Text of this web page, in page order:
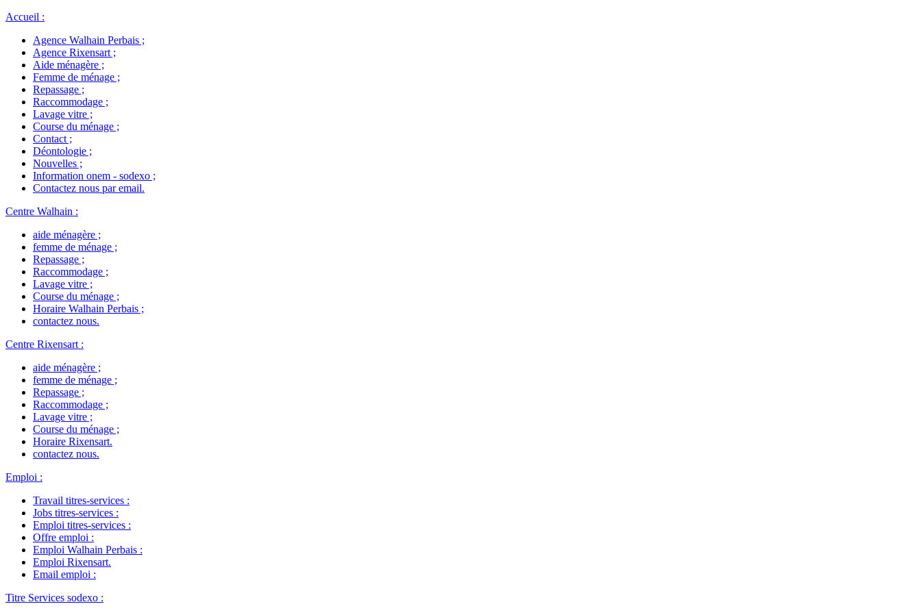
Accueil :
Agence Walhain Perbais ;
Agence Rixensart ;
Aide ménagère ;
Femme de ménage ;
Repassage ;
Raccommodage ;
Lavage vitre ;
Course du ménage ;
Contact ;
Déontologie ;
Nouvelles ;
Information onem - sodexo ;
Contactez nous par email.
Centre Walhain :
aide ménagère ;
femme de ménage ;
Repassage ;
Raccommodage ;
Lavage vitre ;
Course du ménage ;
Horaire Walhain Perbais ;
contactez nous.
Centre Rixensart :
aide ménagère ;
femme de ménage ;
Repassage ;
Raccommodage ;
Lavage vitre ;
Course du ménage ;
Horaire Rixensart.
contactez nous.
Emploi :
Travail titres-services :
Jobs titres-services :
Emploi titres-services :
Offre emploi :
Emploi Walhain Perbais :
Emploi Rixensart.
Email emploi :
Titre Services sodexo :